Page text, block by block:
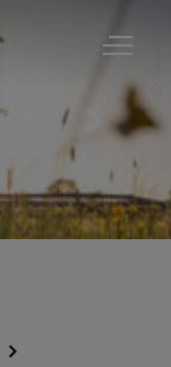
Fouad Vollmer